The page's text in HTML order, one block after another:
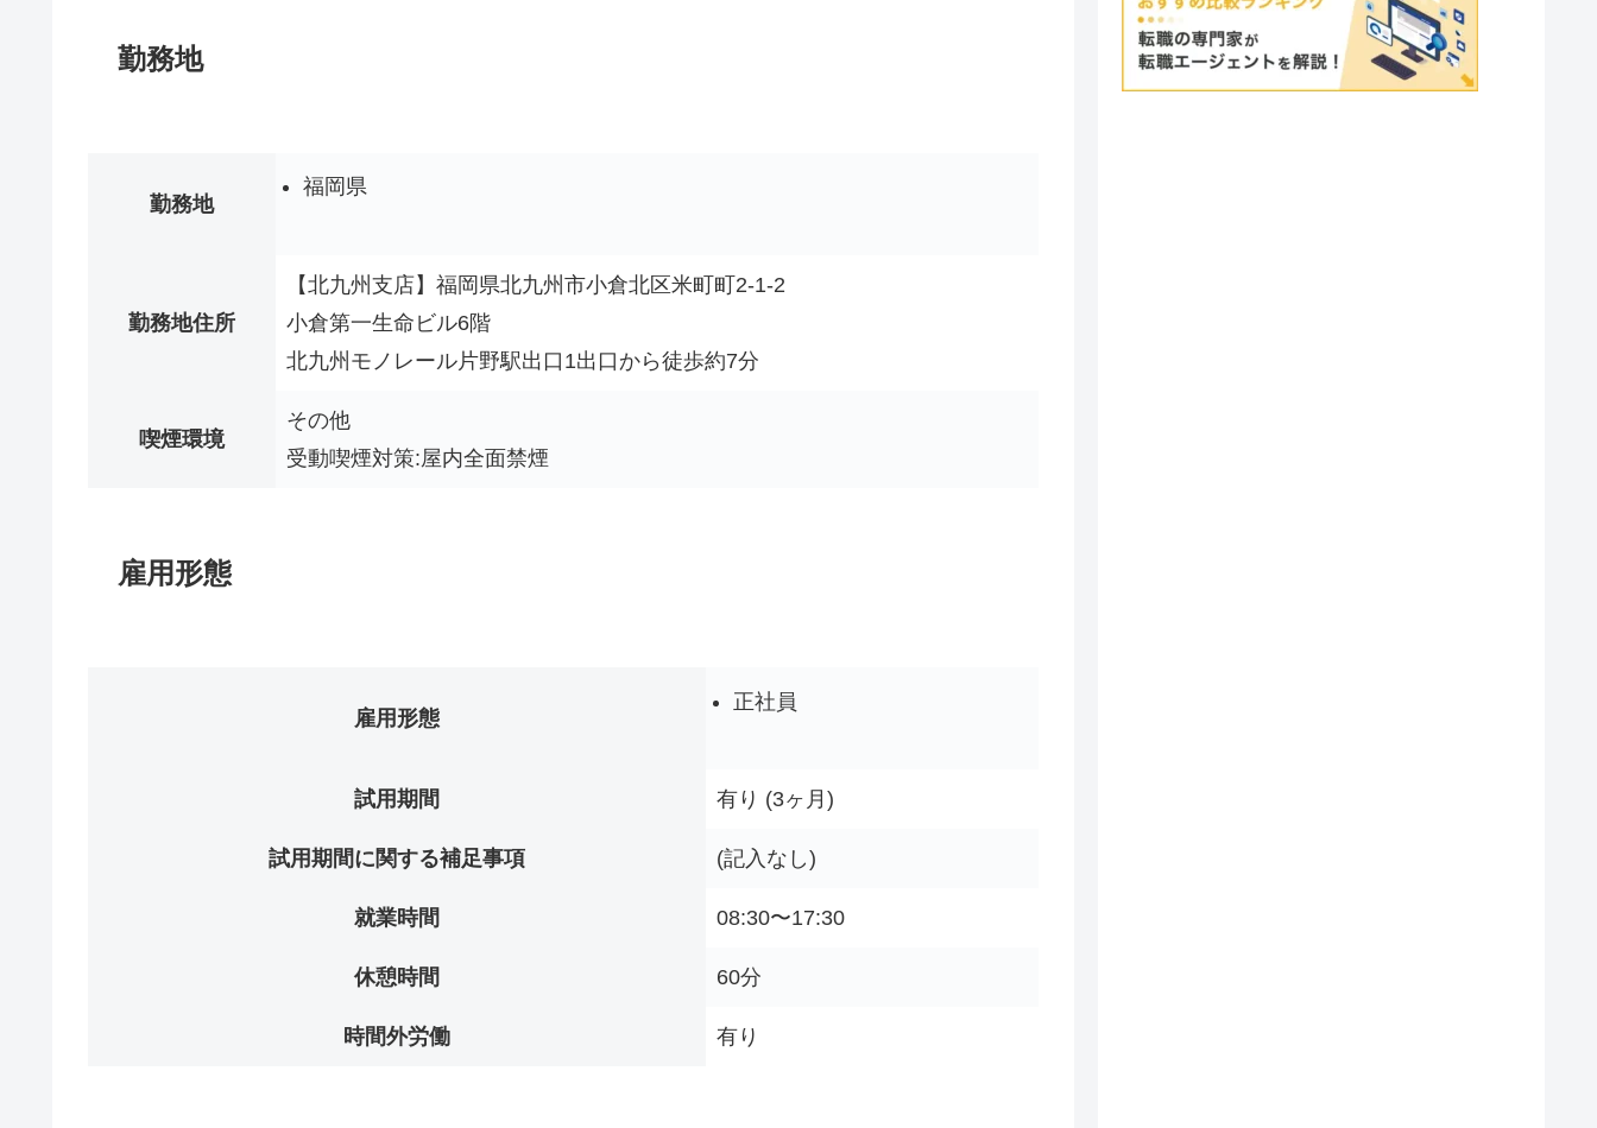
勤務地
勤務地
福岡県
勤務地住所
【北九州支店】福岡県北九州市小倉北区米町町2-1-2
小倉第一生命ビル6階
北九州モノレール片野駅出口1出口から徒歩約7分
喫煙環境
その他
受動喫煙対策:屋内全面禁煙
雇用形態
雇用形態
正社員
試用期間 有り (3ヶ月)
試用期間に関する補足事項 (記入なし)
就業時間 08:30〜17:30
休憩時間 60分
時間外労働 有り